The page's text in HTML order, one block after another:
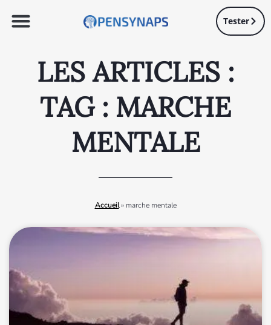
Tester
LES ARTICLES :
TAG : MARCHE
MENTALE
Accueil» marche mentale